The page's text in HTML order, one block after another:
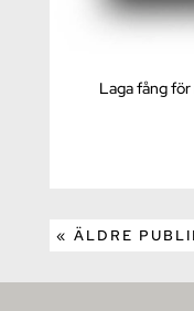
Laga fång
« ÄLDRE